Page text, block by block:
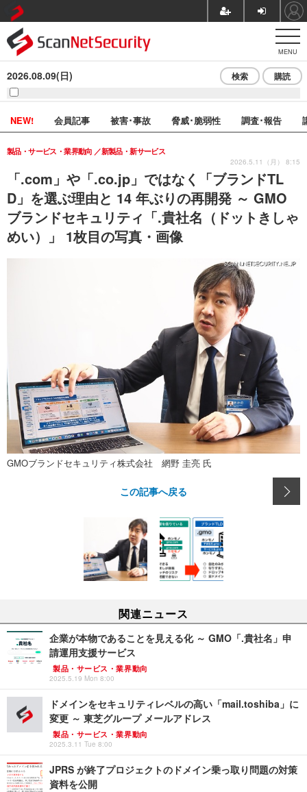
MENU
2026.08.09(日) 検索 購読
NEW! 会員記事 被害･事故 脅威･脆弱性 調査･報告
「.com」や「.co.jp」ではなく「ブランドTL
D」を選ぶ理由と 14 年ぶりの再開発 ～ GMO
ブランドセキュリティ「.貴社名（ドットきしゃ
めい）」 1枚目の写真・画像
製品・サービス・業界動向 新製品・新サービス
2026.5.11（月） 8:15
GMOブランドセキュリティ株式会社 網野 圭亮 氏
この記事へ戻る
関連ニュース
企業が本物であることを見える化 ～ GMO「.貴社名」申
請運用支援サービス
製品・サービス・業界動向
2025.5.19 Mon 8:00
ドメインをセキュリティレベルの高い「mail.toshiba」に
変更 ～ 東芝グループ メールアドレス
製品・サービス・業界動向
2025.3.11 Tue 8:00
JPRS が終了プロジェクトのドメイン乗っ取り問題の対策
資料を公開